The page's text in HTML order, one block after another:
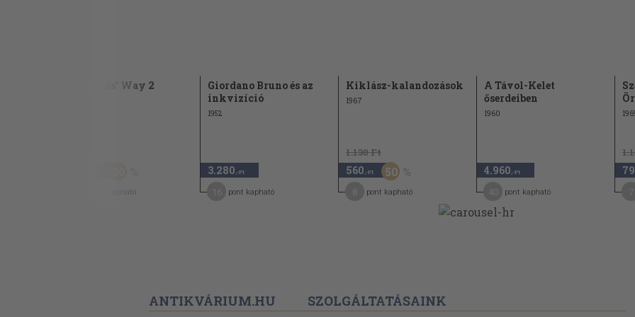
Howards' Way 2
pont kapható
Giordano Bruno és az
inkvizíció
1952
3.280 ,-Ft
pont kapható
Kiklász-kalandozások
1967
1.130 Ft
560 ,-Ft 50
pont kapható
A Távol-Kelet
őserdeiben
1960
4.960 ,-Ft
pont kapható
ANTIKVÁRIUM.HU SZOLGÁLTATÁSAINK